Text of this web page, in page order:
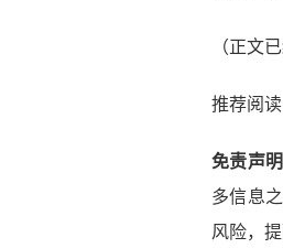
（正文
推荐阅读
免责声明
多信息
风险，